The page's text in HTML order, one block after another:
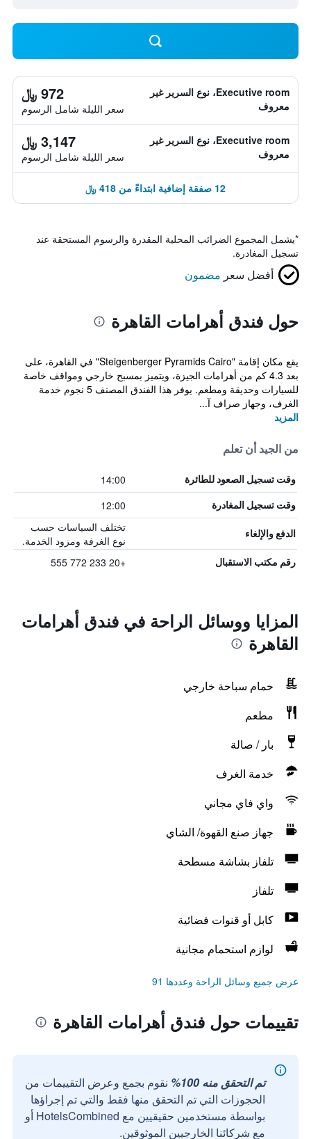
Executive room، نوع السرير غير
معروف
972 ﷼
سعر الليلة شامل الرسوم
Executive room، نوع السرير غير
معروف
3,147 ﷼
سعر الليلة شامل الرسوم
12 صفقة إضافية ابتداءً من 418 ﷼
*يشمل المجموع الضرائب المحلية المقدرة والرسوم المستحقة عند
تسجيل المغادرة.
أفضل سعر مضمون
حول فندق أهرامات القاهرة
يقع مكان إقامة "Steigenberger Pyramids Cairo" في القاهرة، على
بعد 4.3 كم من أهرامات الجيزة، ويتميز بمسبح خارجي ومواقف خاصة
للسيارات وحديقة ومطعم. يوفر هذا الفندق المصنف 5 نجوم خدمة
الغرف، وجهاز صراف آ...
المزيد
من الجيد أن تعلم
وقت تسجيل الصعود للطائرة 14:00
وقت تسجيل المغادرة 12:00
الدفع والإلغاء
تختلف السياسات حسب
نوع الغرفة ومزود الخدمة.
رقم مكتب الاستقبال +20 233 772 555
المزايا ووسائل الراحة في فندق أهرامات
القاهرة
حمام سباحة خارجي
مطعم
بار / صالة
خدمة الغرف
واي فاي مجاني
جهاز صنع القهوة/ الشاي
تلفاز بشاشة مسطحة
تلفاز
كابل أو قنوات فضائية
لوازم استحمام مجانية
عرض جميع وسائل الراحة وعددها 91
تقييمات حول فندق أهرامات القاهرة
تم التحقق منه 100%
نقوم بجمع وعرض التقييمات من
الحجوزات التي تم التحقق منها فقط والتي تم إجراؤها
بواسطة مستخدمين حقيقيين مع HotelsCombined أو
مع شركائنا الخارجيين الموثوقين.